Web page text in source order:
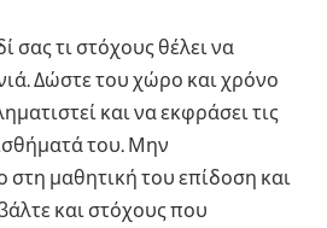
σας τι στόχους θέλει να
Δώστε του χώρο και χρόνο
και να εκφράσει τις
του. Μην
στη μαθητική του επίδοση και
και στόχους που